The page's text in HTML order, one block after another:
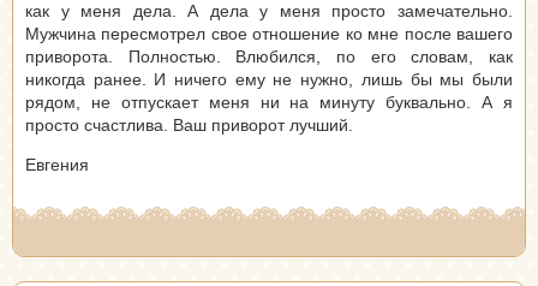
как у меня дела. А дела у меня просто замечательно.
Мужчина пересмотрел свое отношение ко мне после вашего
приворота. Полностью. Влюбился, по его словам, как
никогда ранее. И ничего ему не нужно, лишь бы мы были
рядом, не отпускает меня ни на минуту буквально. А я
просто счастлива. Ваш приворот лучший.
Евгения